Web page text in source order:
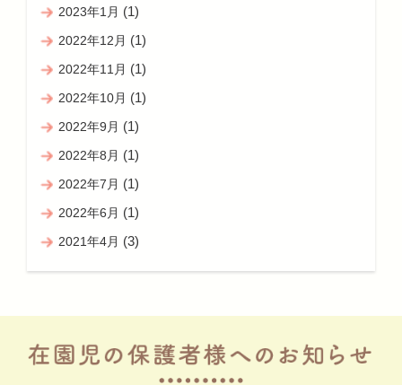
2023年1月 (1)
2022年12月 (1)
2022年11月 (1)
2022年10月 (1)
2022年9月 (1)
2022年8月 (1)
2022年7月 (1)
2022年6月 (1)
2021年4月 (3)